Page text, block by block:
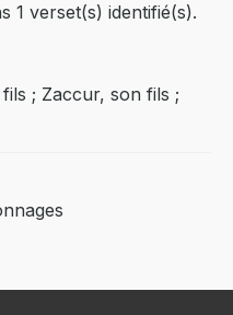
1 verset(s) identifié(s).
; Zaccur, son fils ;